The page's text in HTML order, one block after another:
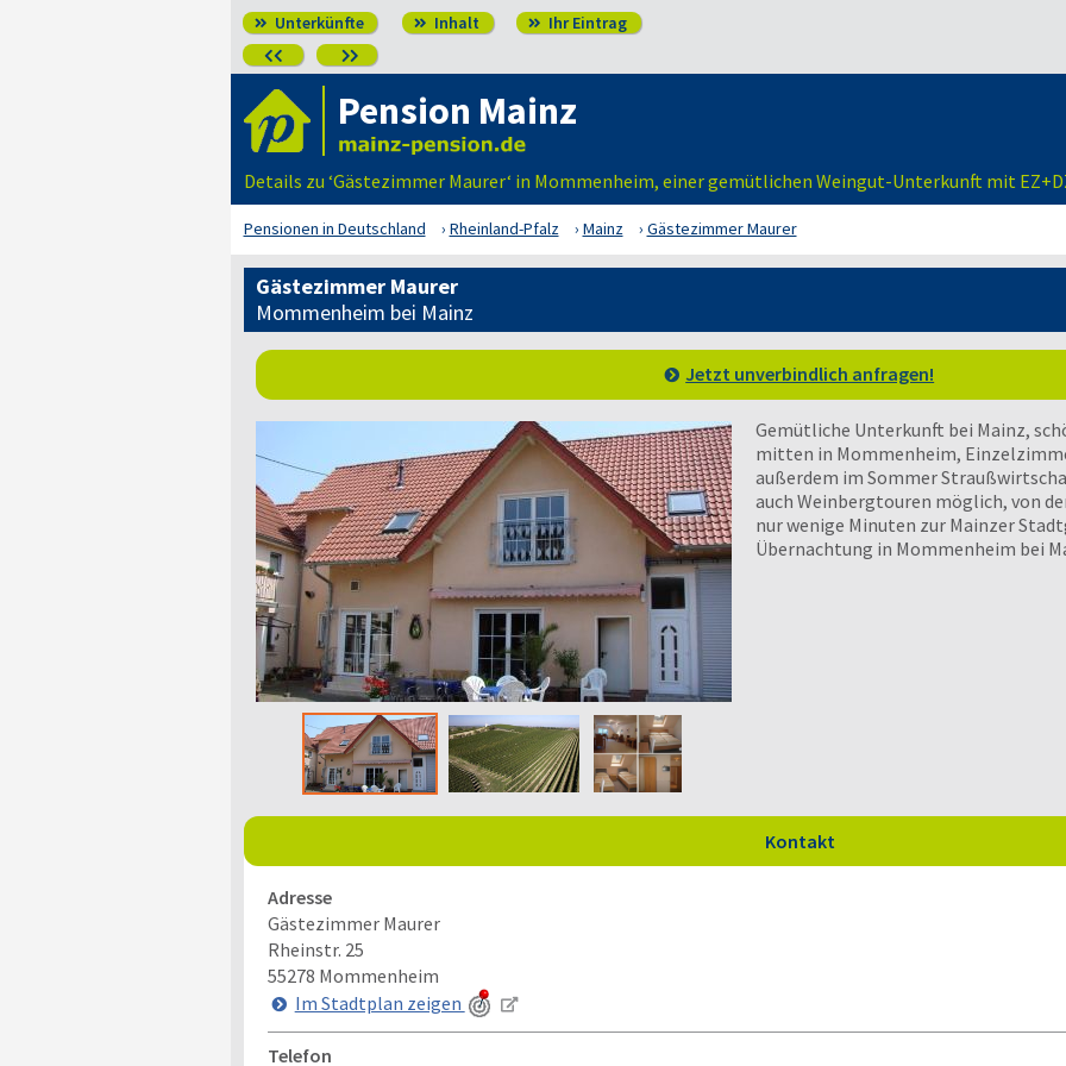
 Unterkünfte  Inhalt  Ihr Eintrag
 
Pension Mainz
Details zu ‘Gästezimmer Maurer‘ in Mommenheim, einer gemütlichen Weingut-Unterkunft mit
Pensionen in Deutschland Rheinland-Pfalz Mainz Gästezimmer Maurer
Gästezimmer Maurer
Mommenheim bei Mainz
Jetzt unverbindlich anfragen!
Gemütliche Unterkunft bei Mainz,
mitten in Mommenheim,
außerdem im Sommer
auch Weinbergtouren möglich, von
nur wenige Minuten zur Mainzer
Übernachtung in Mommenheim bei
Kontakt
Adresse
Gästezimmer Maurer
Rheinstr. 25
55278 Mommenheim
Im Stadtplan zeigen
Telefon